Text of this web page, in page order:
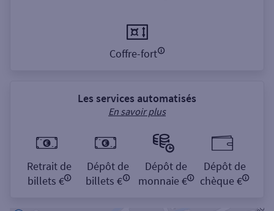
Coffre-fort
Les services automatisés
En savoir plus
Retrait de
billets €
Dépôt de
billets €
Dépôt de
monnaie €
Dépôt de
chèque €